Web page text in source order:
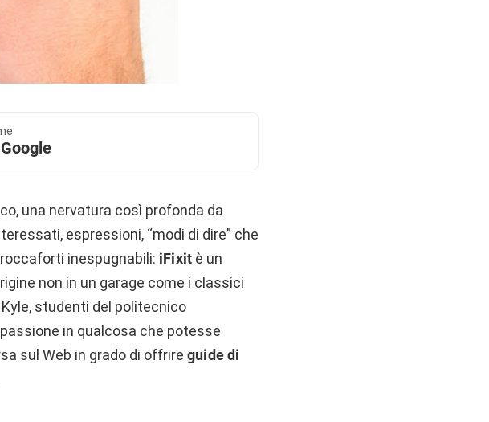
una nervatura così profonda da
espressioni, “modi di dire” che
inespugnabili: iFixit è un
non in un garage come i classici
studenti del politecnico
in qualcosa che potesse
sul Web in grado di offrire guide di